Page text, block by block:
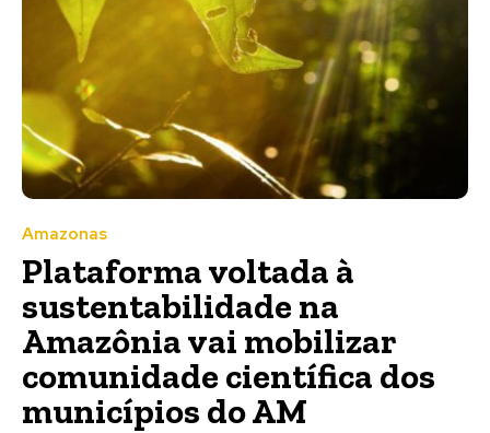
Amazonas
Plataforma voltada à
sustentabilidade na
Amazônia vai mobilizar
comunidade científica dos
municípios do AM